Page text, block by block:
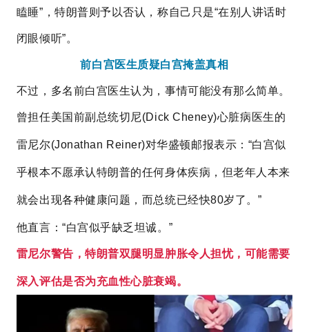
瞌睡”，特朗普则予以否认，称自己只是“在别人讲话时
闭眼倾听”。
前白宫医生质疑白宫掩盖真相
不过，多名前白宫医生认为，事情可能没有那么简单。
曾担任美国前副总统切尼(Dick Cheney)心脏病医生的
雷尼尔(Jonathan Reiner)对华盛顿邮报表示：“白宫似
乎根本不愿承认特朗普的任何身体疾病，但老年人本来
就会出现各种健康问题，而总统已经快80岁了。”
他直言：“白宫似乎缺乏坦诚。”
雷尼尔警告，特朗普双腿明显肿胀令人担忧，可能需要
深入评估是否为充血性心脏衰竭。